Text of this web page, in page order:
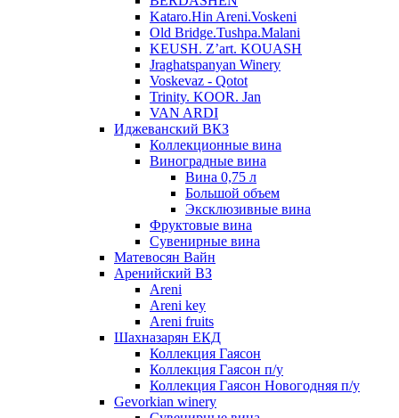
Kataro.Hin Areni.Voskeni
Old Bridge.Tushpa.Malani
KEUSH. Z’art. KOUASH
Jraghatspanyan Winery
Voskevaz - Qotot
Trinity. KOOR. Jan
VAN ARDI
Иджеванский ВКЗ
Коллекционные вина
Виноградные вина
Вина 0,75 л
Большой объем
Эксклюзивные вина
Фруктовые вина
Cувенирные вина
Матевосян Вайн
Аренийский ВЗ
Areni
Areni key
Areni fruits
Шахназарян ЕКД
Коллекция Гаясон
Коллекция Гаясон п/у
Коллекция Гаясон Новогодняя п/у
Gevorkian winery